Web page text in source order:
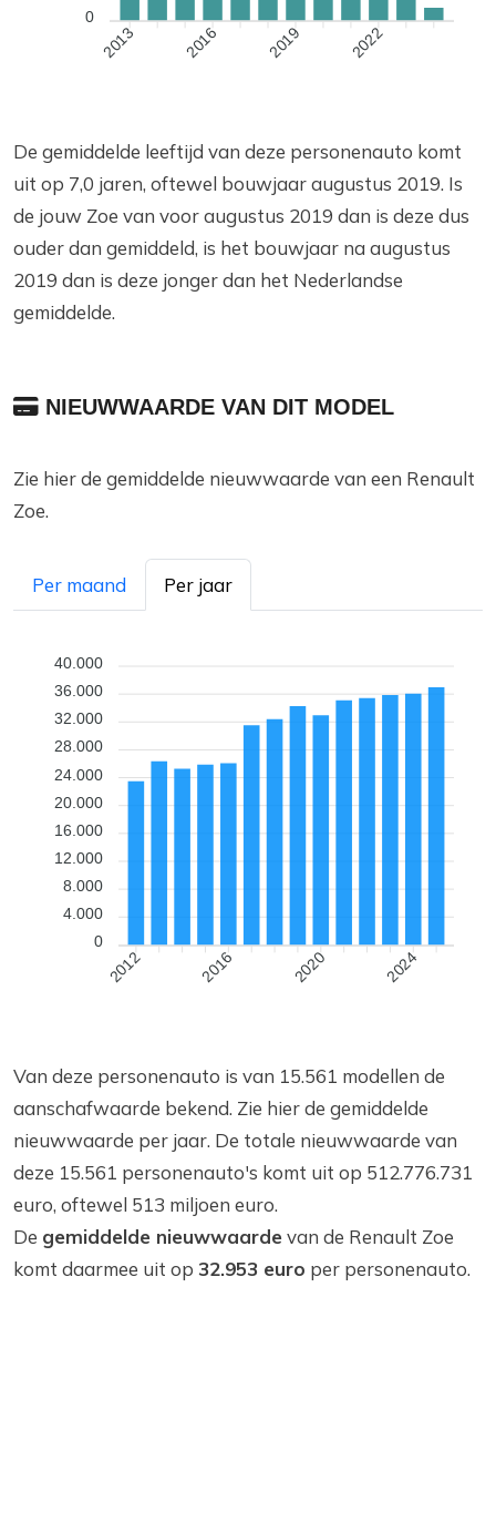
0
2013 2016 2019 2022
De gemiddelde leeftijd van deze personenauto komt
uit op 7,0 jaren, oftewel bouwjaar augustus 2019. Is
de jouw Zoe van voor augustus 2019 dan is deze dus
ouder dan gemiddeld, is het bouwjaar na augustus
2019 dan is deze jonger dan het Nederlandse
gemiddelde.
NIEUWWAARDE VAN DIT MODEL
Zie hier de gemiddelde nieuwwaarde van een Renault
Zoe.
Per maand Per jaar
40.000
36.000
32.000
28.000
24.000
20.000
16.000
12.000
8.000
4.000
0
2012 2016 2020 2024
Van deze personenauto is van 15.561 modellen de
aanschafwaarde bekend. Zie hier de gemiddelde
nieuwwaarde per jaar. De totale nieuwwaarde van
deze 15.561 personenauto's komt uit op 512.776.731
euro, oftewel 513 miljoen euro.
De gemiddelde nieuwwaardevan de Renault Zoe
komt daarmee uit op 32.953 euro per personenauto.